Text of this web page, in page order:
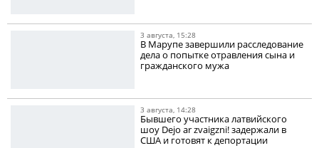
3 августа, 15:28
В Марупе завершили расследование
дела о попытке отравления сына и
гражданского мужа
3 августа, 14:28
Бывшего участника латвийского
шоу Dejo ar zvaigzni! задержали в
США и готовят к депортации